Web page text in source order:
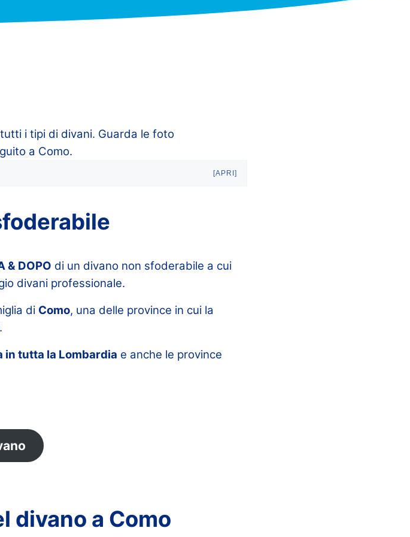
i tipi di divani. Guarda le foto
a Como.
[APRI]
& DOPO di un divano non sfoderabile a cui
divani professionale.
di Como, una delle province in cui la
in tutta la Lombardia e anche le province
divano a Como